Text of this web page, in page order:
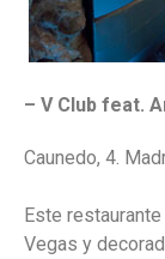
– V Club feat.
Caunedo, 4.
Este
Vegas y